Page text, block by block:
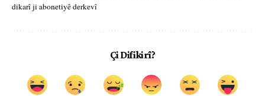
dikarî ji abonetiyê derkevî
Çi Difikirî?